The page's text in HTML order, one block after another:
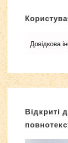
Довідкова
Відкриті